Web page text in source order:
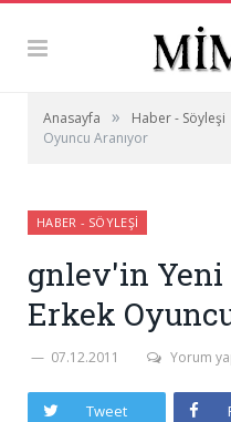
Anasayfa » Haber - Söyleşi
Oyuncu Aranıyor
HABER - SÖYLEŞI
gnlev'in Yeni
Erkek
07.12.2011 Yorum
Tweet